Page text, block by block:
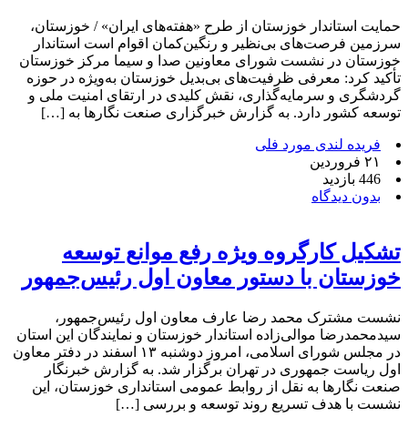
حمایت استاندار خوزستان از طرح «هفته‌های ایران» / خوزستان،
سرزمین فرصت‌های بی‌نظیر و رنگین‌کمان اقوام است استاندار
خوزستان در نشست شورای معاونین صدا و سیما مرکز خوزستان
تأکید کرد: معرفی ظرفیت‌های بی‌بدیل خوزستان به‌ویژه در حوزه
گردشگری و سرمایه‌گذاری، نقش کلیدی در ارتقای امنیت ملی و
توسعه کشور دارد. به گزارش خبرگزاری صنعت نگارها به […]
فریده لندی مورد فلی
۲۱ فروردین
446 بازدید
بدون دیدگاه
تشکیل کارگروه ویژه رفع موانع توسعه
خوزستان با دستور معاون اول رئیس‌جمهور
نشست مشترک محمد رضا عارف معاون اول رئیس‌جمهور،
سیدمحمدرضا موالی‌زاده استاندار خوزستان و نمایندگان این استان
در مجلس شورای اسلامی، امروز دوشنبه ۱۳ اسفند در دفتر معاون
اول ریاست جمهوری در تهران برگزار شد. به گزارش خبرنگار
صنعت نگارها به نقل از روابط عمومی استانداری خوزستان، این
نشست با هدف تسریع روند توسعه و بررسی […]